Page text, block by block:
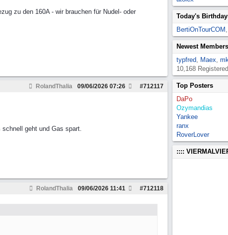
zu den 160A - wir brauchen für Nudel- oder
RolandThalia #712117
09/06/2026 07:26
geht und Gas spart.
RolandThalia #712118
09/06/2026 11:41
Today's
BertiOnTourCOM
Newest Members
typfred, Maex,
10,168
Top Posters
DaPo
Ozymandias
Yankee
ranx
RoverLover
::::